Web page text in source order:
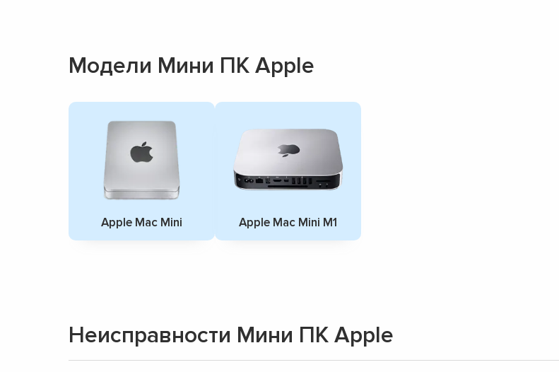
Модели Мини ПК Apple
Apple Mac Mini Apple Mac Mini M1
Неисправности Мини ПК Apple
▼